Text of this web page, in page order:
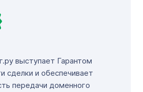
выступает Гарантом
сделки и обеспечивает
передачи доменного